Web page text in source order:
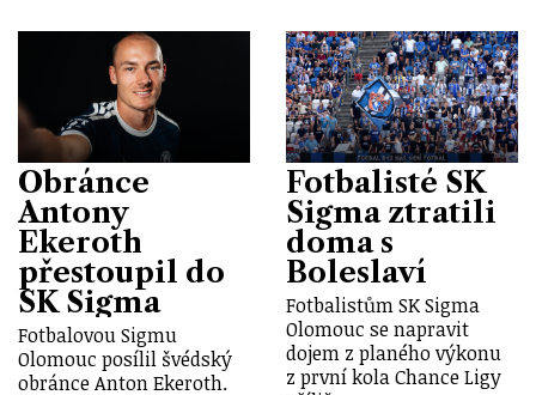
Obránce
Antony
Ekeroth
přestoupil do
SK Sigma
Fotbalovou Sigmu
Olomouc posílil švédský
obránce Anton Ekeroth.
Fotbalisté SK
Sigma ztratili
doma s
Boleslaví
Fotbalistům SK Sigma
Olomouc se napravit
dojem z planého výkonu
z první kola Chance Ligy